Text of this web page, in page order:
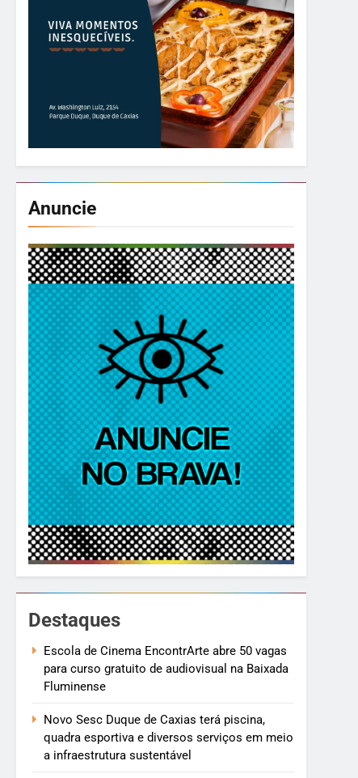
Anuncie
Destaques
Escola de Cinema EncontrArte abre 50 vagas
para curso gratuito de audiovisual na Baixada
Fluminense
Novo Sesc Duque de Caxias terá piscina,
quadra esportiva e diversos serviços em meio
a infraestrutura sustentável